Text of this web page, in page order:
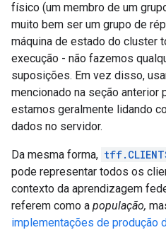
físico (um membro de um
muito bem ser um grupo de
máquina de estado do cluster
execução - não fazemos
suposições. Em vez disso,
mencionado na seção anterior
estamos geralmente lidando
dados no servidor.
Da mesma forma,
pode representar todos os
contexto da aprendizagem
referem como a população,
implementações de produção